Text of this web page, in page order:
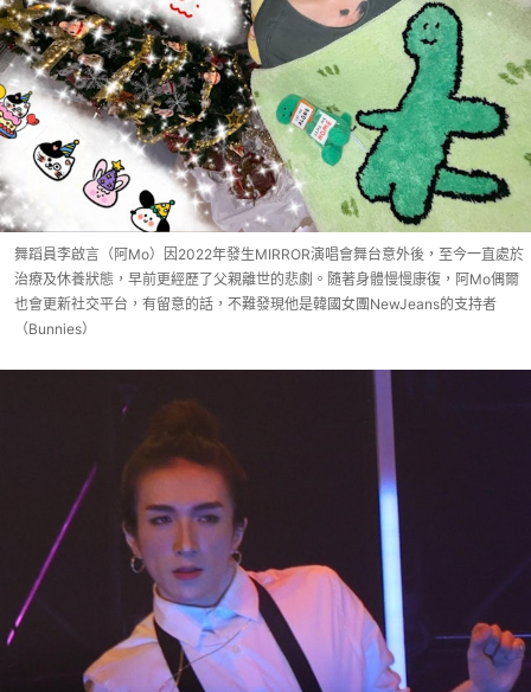
舞蹈員李啟言（阿Mo）因2022年發生MIRROR演唱會舞台意外後，至今一直處於
治療及休養狀態，早前更經歷了父親離世的悲劇。隨著身體慢慢康復，阿Mo偶爾
也會更新社交平台，有留意的話，不難發現他是韓國女團NewJeans的支持者
（Bunnies）